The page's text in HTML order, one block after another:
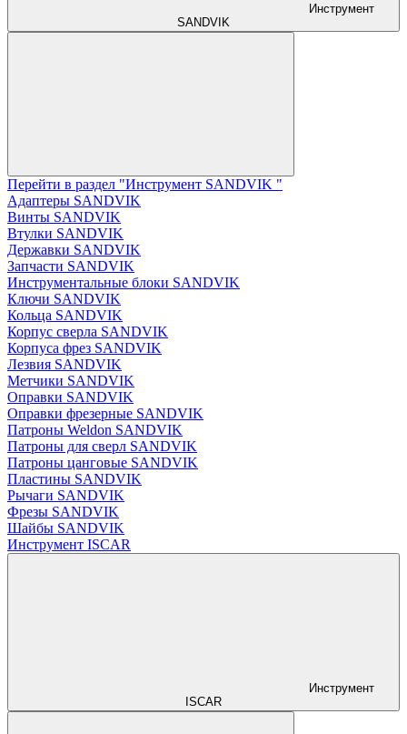
Инструмент
SANDVIK
Перейти в раздел "Инструмент SANDVIK "
Адаптеры SANDVIK
Винты SANDVIK
Втулки SANDVIK
Державки SANDVIK
Запчасти SANDVIK
Инструментальные блоки SANDVIK
Ключи SANDVIK
Кольца SANDVIK
Корпус сверла SANDVIK
Корпуса фрез SANDVIK
Лезвия SANDVIK
Метчики SANDVIK
Оправки SANDVIK
Оправки фрезерные SANDVIK
Патроны Weldon SANDVIK
Патроны для сверл SANDVIK
Патроны цанговые SANDVIK
Пластины SANDVIK
Рычаги SANDVIK
Фрезы SANDVIK
Шайбы SANDVIK
Инструмент ISCAR
Инструмент
ISCAR